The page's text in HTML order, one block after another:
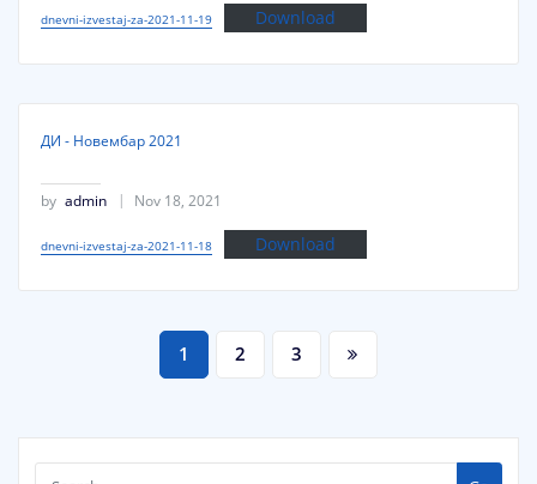
dnevni-izvestaj-za-2021-11-19 Download
ДИ - Новембар 2021
by admin Nov 18, 2021
dnevni-izvestaj-za-2021-11-18 Download
1 2 3